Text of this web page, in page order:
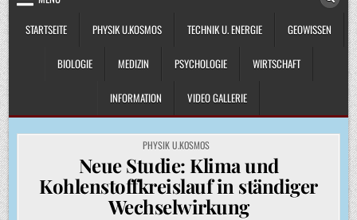
STARTSEITE
PHYSIK U.KOSMOS TECHNIK U. ENERGIE GEOWISSEN
BIOLOGIE MEDIZIN PSYCHOLOGIE WIRTSCHAFT
INFORMATION VIDEO GALLERIE
POSTED
IN
PHYSIK U.KOSMOS
Neue Studie: Klima und
Kohlenstoffkreislauf in ständiger
Wechselwirkung